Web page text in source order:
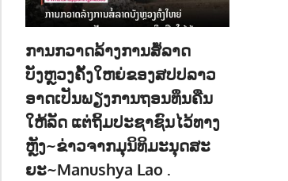
ການກວາດລ້າງການສໍ້ລາດ
ບັງຫຼວງຄັ້ງໃຫຍ່ຂອງສປປລາວ
ອາດເປັນພຽງການຖອນທຶນຄືນ
ໃຫ້ລັດ ແຕ່ຖິ້ມປະຊາຊົນໄວ້ທາງ
ຫຼັງ~ຂ່າວຈາກມຸນິທິມະນຸດສະ
ຍະ~Manushya Lao .